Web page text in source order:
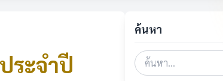
ระจำปี
ค้นหา